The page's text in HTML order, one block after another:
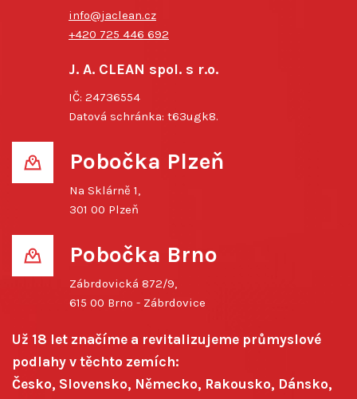
info@jaclean.cz
+420 725 446 692
J. A. CLEAN spol. s r.o.
IČ: 24736554
Datová schránka: t63ugk8.
Pobočka Plzeň
Na Sklárně 1,
301 00 Plzeň
Pobočka Brno
Zábrdovická 872/9,
615 00 Brno - Zábrdovice
Už 18 let značíme a revitalizujeme průmyslové
podlahy v těchto zemích:
Česko, Slovensko, Německo, Rakousko, Dánsko,